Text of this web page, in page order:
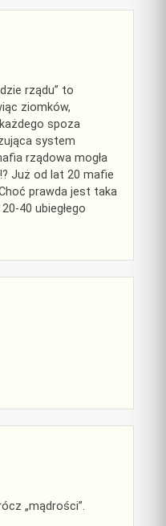
rządu” to
ziomków,
spoza
system
rządowa mogła
Już od lat 20 mafie
prawda jest taka
40 ubiegłego
„mądrości”.